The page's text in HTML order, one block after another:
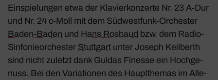
Einspie­lungen etwa der Klavier­kon­zerte Nr. 23 A‑Dur
und Nr. 24 c‑Moll mit dem Südwest­funk-Orchester
Baden-Baden und Hans Rosbaud bzw. dem Radio-
Sinfo­nie­or­chester Stutt­gart unter Joseph Keil­berth
sind nicht zuletzt dank Guldas Finesse ein Hoch­ge­
nuss. Bei den Varia­tionen des Haupt­themas im Alle­